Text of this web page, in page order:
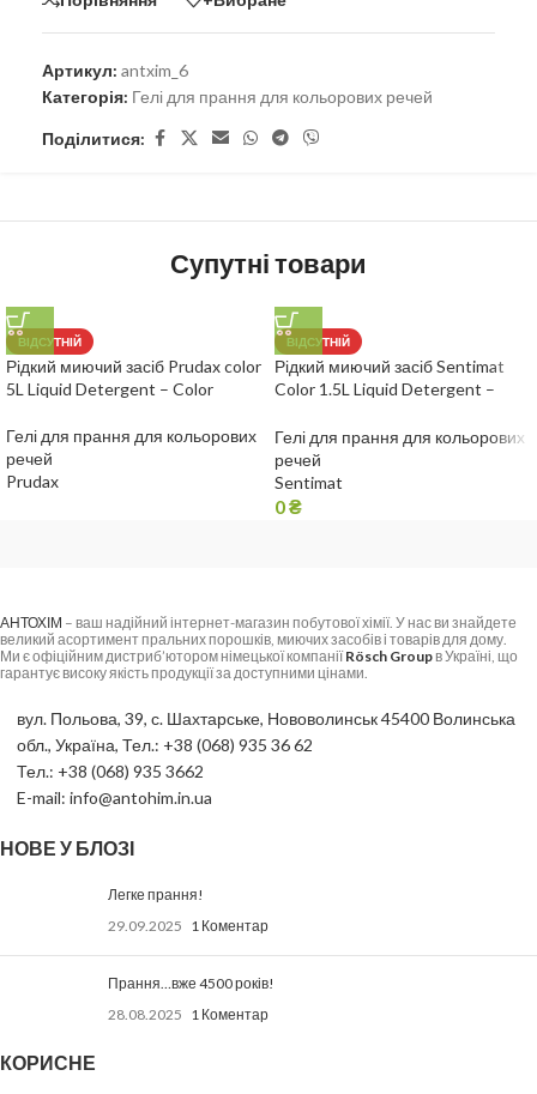
Артикул: antxim_6
Категорія: Гелі для прання для кольорових речей
Поділитися:
Супутні товари
ВІДСУТНІЙ
Рідкий миючий засіб Prudax color
5L Liquid Detergent – Color
Гелі для прання для кольорових
речей
Prudax
ВІДСУТНІЙ
Рідкий миючий засіб Sentimat
Color 1.5L Liquid Detergent –
Гелі для прання для кольорових
речей
Sentimat
0₴
АНТОХІМ – ваш надійний інтернет-магазин побутової хімії. У нас ви знайдете
великий асортимент пральних порошків, миючих засобів і товарів для дому.
Ми є офіційним дистриб’ютором німецької компаніїRösch Groupв Україні, що
гарантує високу якість продукції за доступними цінами.
вул. Польова, 39, с. Шахтарське, Нововолинськ 45400 Волинська
обл., Україна, Тел.: +38 (068) 935 36 62
Тел.: +38 (068) 935 3662
E-mail: info@antohim.in.ua
НОВЕ У БЛОЗІ
Легке прання!
29.09.2025 1 Коментар
Прання…вже 4500 років!
28.08.2025 1 Коментар
КОРИСНЕ